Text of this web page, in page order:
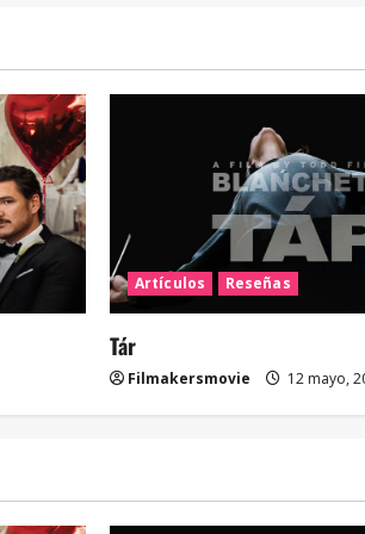
Artículos Reseñas
Tár
Filmakersmovie 12 mayo,